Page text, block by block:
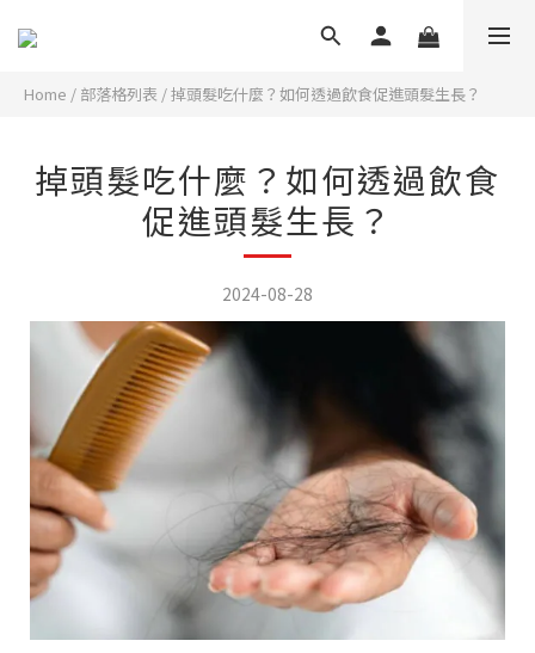
Home / 部落格列表 /掉頭髮吃什麼？如何透過飲食促進頭髮生長？
掉頭髮吃什麼？如何透過飲食
促進頭髮生長？
2024-08-28